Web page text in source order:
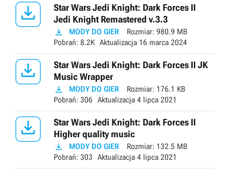

Star Wars Jedi Knight: Dark Forces II
Jedi Knight Remastered v.3.3
 MODY DO GIER Rozmiar: 980.9 MB
Pobrań: 8.2K Aktualizacja 16 marca 2024

Star Wars Jedi Knight: Dark Forces II JK
Music Wrapper
 MODY DO GIER Rozmiar: 176.1 KB
Pobrań: 306 Aktualizacja 4 lipca 2021

Star Wars Jedi Knight: Dark Forces II
Higher quality music
 MODY DO GIER Rozmiar: 132.5 MB
Pobrań: 303 Aktualizacja 4 lipca 2021